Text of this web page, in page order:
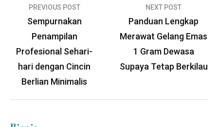
Navigasi
PREVIOUS POST
Sempurnakan
Penampilan
Profesional Sehari-
hari dengan Cincin
Berlian Minimalis
NEXT POST
Panduan Lengkap
Merawat Gelang Emas
1 Gram Dewasa
Supaya Tetap Berkilau